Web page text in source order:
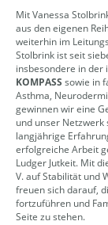
Mit Vanessa
aus den eigenen
weiterhin im
Stolbrink ist seit
insbesondere in der
KOMPASS sowie in
Asthma,
gewinnen wir eine
und unser Netzwerk
langjährige
erfolgreiche Arbeit
Ludger Jutkeit. Mit
V. auf Stabilität und
freuen sich darauf,
fortzuführen und
Seite zu stehen.